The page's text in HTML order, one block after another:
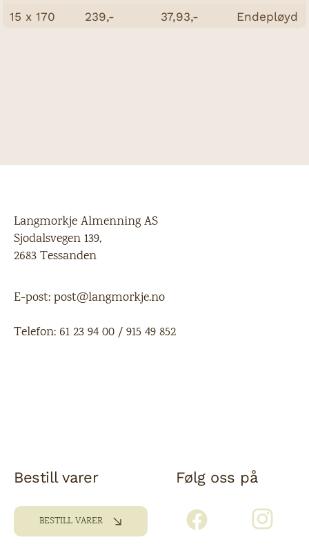
15 x 170
239,- 37,93,- Endepløyd
Langmorkje Almenning AS
Sjodalsvegen 139,
2683 Tessanden
E-post:post@langmorkje.no
Telefon: 61 23 94 00/915 49 852
Bestill varer
BESTILL VARER
Følg oss på